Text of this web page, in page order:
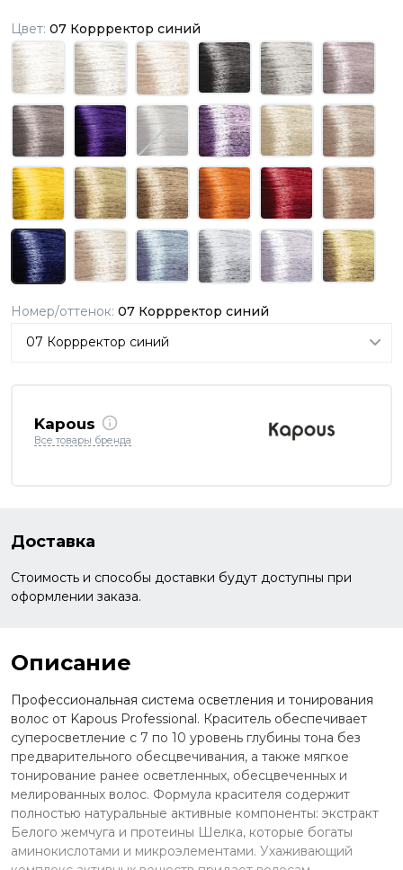
Цвет: 07 Коррректор синий
Номер/оттенок: 07 Коррректор синий
Kapous
Все товары бренда
Доставка
Стоимость и способы доставки будут доступны при
оформлении заказа.
Описание
Профессиональная система осветления и тонирования
волос от Kapous Professional. Краситель обеспечивает
суперосветление с 7 по 10 уровень глубины тона без
предварительного обесцвечивания, а также мягкое
тонирование ранее осветленных, обесцвеченных и
мелированных волос. Формула красителя содержит
полностью натуральные активные компоненты: экстракт
Белого жемчуга и протеины Шелка, которые богаты
аминокислотами и микроэлементами. Ухаживающий